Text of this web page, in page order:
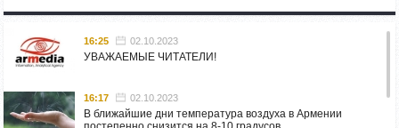
16:25 02.10.2023
УВАЖАЕМЫЕ ЧИТАТЕЛИ!
16:17 02.10.2023
В ближайшие дни температура воздуха в Армении